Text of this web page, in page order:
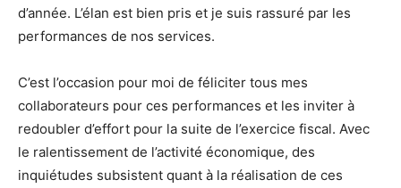
d’année. L’élan est bien pris et je suis rassuré par les
performances de nos services.
C’est l’occasion pour moi de féliciter tous mes
collaborateurs pour ces performances et les inviter à
redoubler d’effort pour la suite de l’exercice fiscal. Avec
le ralentissement de l’activité économique, des
inquiétudes subsistent quant à la réalisation de ces